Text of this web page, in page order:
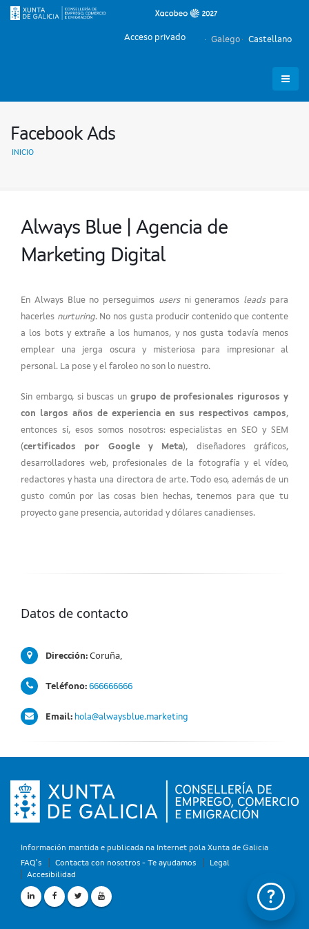
Galego Castellano
Acceso privado
Facebook Ads
INICIO
Always Blue | Agencia de
Marketing Digital
En Always Blue no perseguimos usersni generamos leadspara
hacerles nurturing. No nos gusta producir contenido que contente
a los bots y extrañe a los humanos, y nos gusta todavía menos
emplear una jerga oscura y misteriosa para impresionar al
personal. La pose y el faroleo no son lo nuestro.
Sin embargo, si buscas un grupo de profesionales rigurosos y
con largos años de experiencia en sus respectivos campos,
entonces sí, esos somos nosotros: especialistas en SEO y SEM
(certificados por Google y Meta), diseñadores gráficos,
desarrolladores web, profesionales de la fotografía y el vídeo,
redactores y hasta una directora de arte. Todo eso, además de un
gusto común por las cosas bien hechas, tenemos para que tu
proyecto gane presencia, autoridad y dólares canadienses.
Datos de contacto
Dirección: Coruña,
Teléfono: 666666666
Email: hola@alwaysblue.marketing
Información mantida e publicada na Internet pola Xunta de Galicia
FAQ's
Contacta con nosotros - Te ayudamos
Legal
Accesibilidad